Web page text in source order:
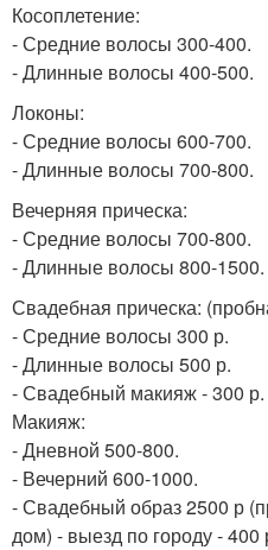
Косоплетение:
- Средние волосы 300-400.
- Длинные волосы 400-500.
Локоны:
- Средние волосы 600-700.
- Длинные волосы 700-800.
Вечерняя прическа:
- Средние волосы 700-800.
- Длинные волосы 800-1500.
Свадебная прическа:
- Средние волосы 300 р.
- Длинные волосы 500 р.
- Свадебный макияж - 300 р.
Макияж:
- Дневной 500-800.
- Вечерний 600-1000.
- Свадебный образ 2500 р
дом) - выезд по городу - 400